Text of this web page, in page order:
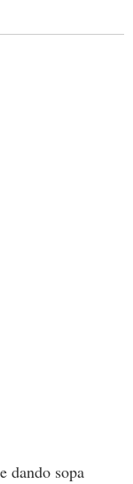
dando sopa